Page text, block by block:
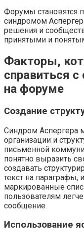
Форумы становятся
синдромом
решения и
принятыми и
Факторы,
справиться
на форуме
Создание
Синдром Аспергера
организации и
письменной
понятно выразить
создавать
текст на параграфы,
маркированные
пользователям
сообщение.
Использование